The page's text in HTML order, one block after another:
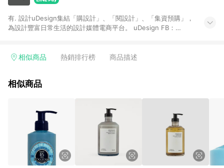
有. 設計uDesign集結「購設計」、「閱設計」、「集資預購」，
為設計豐富日常生活的設計媒體電商平台。 uDesign FB：
並在同一瀏覽器於24小時內結帳，才具點數回饋資格。 2. 使用以
透過 LINE 購物連結到[有. 設計]以外之網站購買之商品不具贈點
符，以 [有. 設計]購物商品資訊頁及購物車標示為準。 7. 點數紅
包使用規則請以點數紅包活動說明為準。
相似商品 熱銷排行榜 商品描述
相似商品